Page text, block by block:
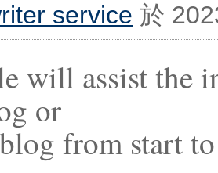
service 於
will assist the
or
from start